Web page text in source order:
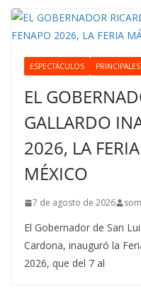
ESPECTÁCULOS PRINCIPALES
EL
GALLARDO
2026, LA
MÉXICO
7 de agosto de 2026
El Gobernador de San
Cardona, inauguró la
2026, que del 7 al